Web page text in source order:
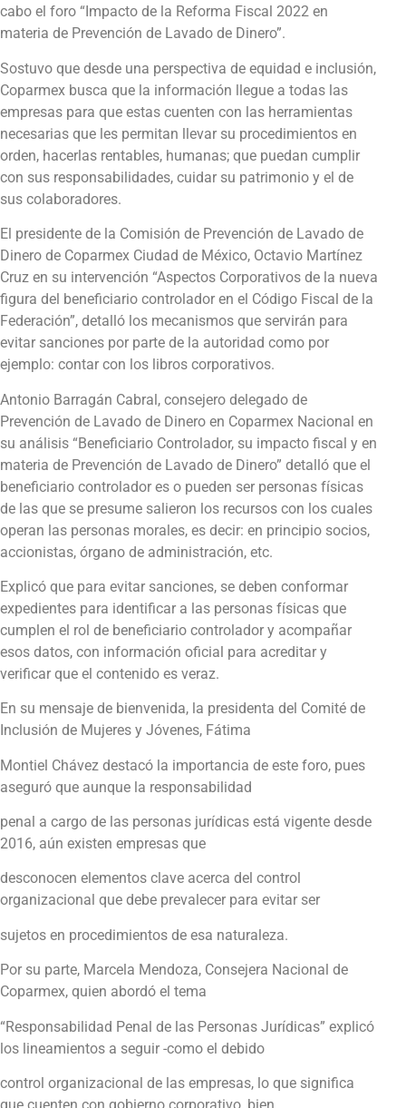
cabo el foro “Impacto de la Reforma Fiscal 2022 en
materia de Prevención de Lavado de Dinero”.
Sostuvo que desde una perspectiva de equidad e inclusión,
Coparmex busca que la información llegue a todas las
empresas para que estas cuenten con las herramientas
necesarias que les permitan llevar su procedimientos en
orden, hacerlas rentables, humanas; que puedan cumplir
con sus responsabilidades, cuidar su patrimonio y el de
sus colaboradores.
El presidente de la Comisión de Prevención de Lavado de
Dinero de Coparmex Ciudad de México, Octavio Martínez
Cruz en su intervención “Aspectos Corporativos de la nueva
figura del beneficiario controlador en el Código Fiscal de la
Federación”, detalló los mecanismos que servirán para
evitar sanciones por parte de la autoridad como por
ejemplo: contar con los libros corporativos.
Antonio Barragán Cabral, consejero delegado de
Prevención de Lavado de Dinero en Coparmex Nacional en
su análisis “Beneficiario Controlador, su impacto fiscal y en
materia de Prevención de Lavado de Dinero” detalló que el
beneficiario controlador es o pueden ser personas físicas
de las que se presume salieron los recursos con los cuales
operan las personas morales, es decir: en principio socios,
accionistas, órgano de administración, etc.
Explicó que para evitar sanciones, se deben conformar
expedientes para identificar a las personas físicas que
cumplen el rol de beneficiario controlador y acompañar
esos datos, con información oficial para acreditar y
verificar que el contenido es veraz.
En su mensaje de bienvenida, la presidenta del Comité de
Inclusión de Mujeres y Jóvenes, Fátima
Montiel Chávez destacó la importancia de este foro, pues
aseguró que aunque la responsabilidad
penal a cargo de las personas jurídicas está vigente desde
2016, aún existen empresas que
desconocen elementos clave acerca del control
organizacional que debe prevalecer para evitar ser
sujetos en procedimientos de esa naturaleza.
Por su parte, Marcela Mendoza, Consejera Nacional de
Coparmex, quien abordó el tema
“Responsabilidad Penal de las Personas Jurídicas” explicó
los lineamientos a seguir -como el debido
control organizacional de las empresas, lo que significa